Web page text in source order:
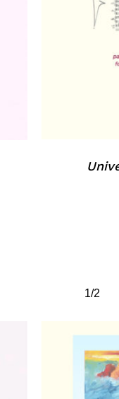
1/2